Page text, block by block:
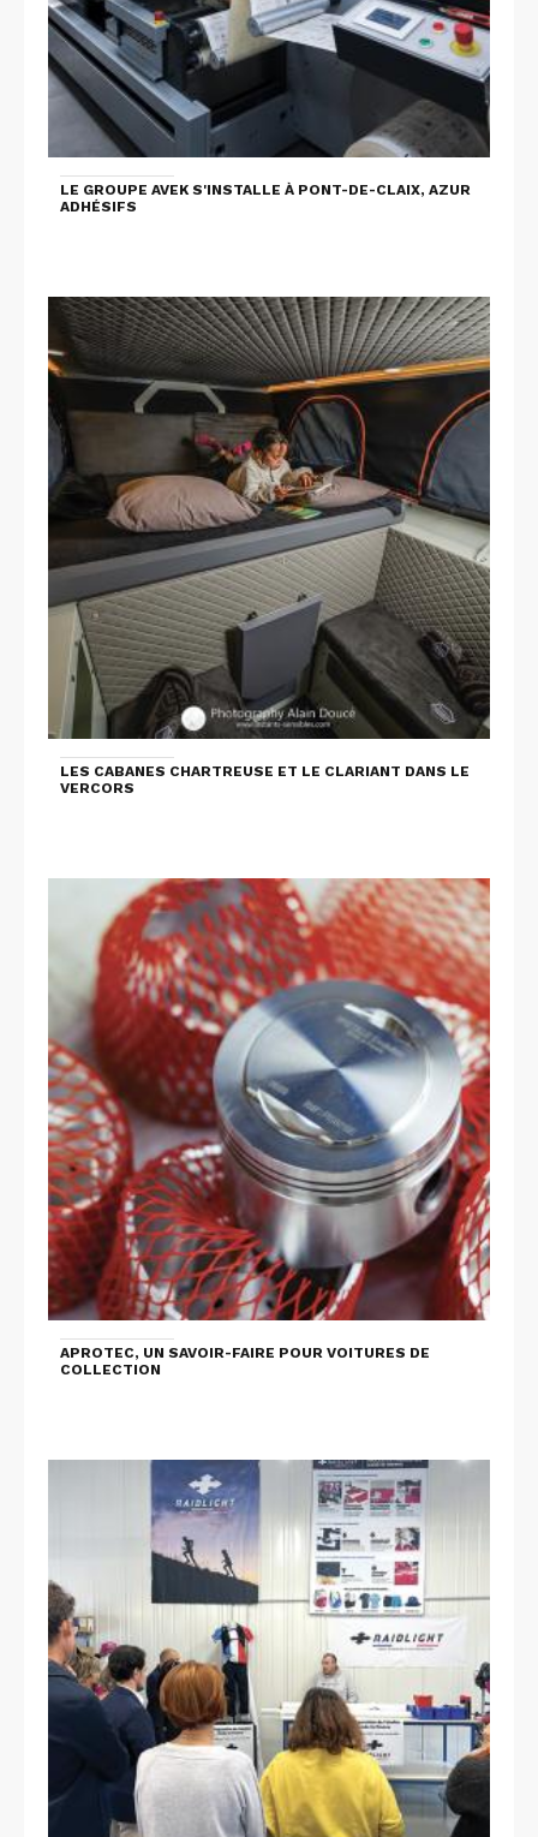
LE GROUPE AVEK S'INSTALLE À PONT-DE-CLAIX, AZUR
ADHÉSIFS
LES CABANES CHARTREUSE ET LE CLARIANT DANS LE
VERCORS
APROTEC, UN SAVOIR-FAIRE POUR VOITURES DE
COLLECTION